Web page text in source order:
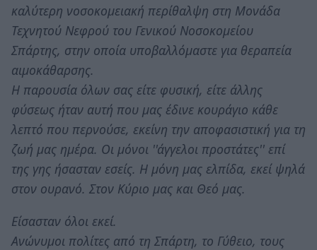
καλύτερη νοσοκομειακή περίθαλψη στη Μονάδα
Τεχνητού Νεφρού του Γενικού Νοσοκομείου
Σπάρτης, στην οποία υποβαλλόμαστε για θεραπεία
αιμοκάθαρσης.
Η παρουσία όλων σας είτε φυσική, είτε άλλης
φύσεως ήταν αυτή που μας έδινε κουράγιο κάθε
λεπτό που περνούσε, εκείνη την αποφασιστική για τη
ζωή μας ημέρα. Οι μόνοι ''άγγελοι προστάτες'' επί
της γης ήσασταν εσείς. Η μόνη μας ελπίδα, εκεί ψηλά
στον ουρανό. Στον Κύριο μας και Θεό μας.
Είσασταν όλοι εκεί.
Ανώνυμοι πολίτες από τη Σπάρτη, το Γύθειο, τους